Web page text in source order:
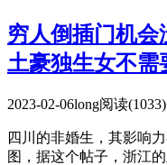
穷人倒插门机
土豪独生女不需
2023-02-06long阅读(1033)
四川的非婚生，其影响
图，据这个帖子，浙江